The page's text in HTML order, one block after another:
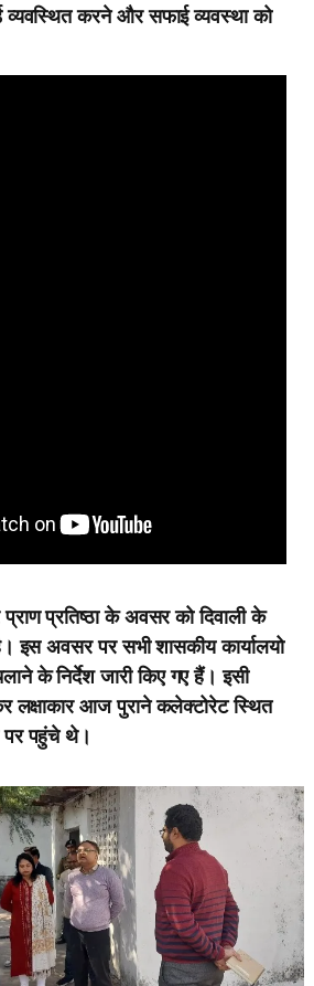
करने और सफाई व्यवस्था को
प्रतिष्ठा के अवसर को दिवाली के
इस अवसर पर सभी शासकीय कार्यालयो
के निर्देश जारी किए गए हैं। इसी
लक्षाकार आज पुराने कलेक्टोरेट स्थित
पर पहुंचे थे।